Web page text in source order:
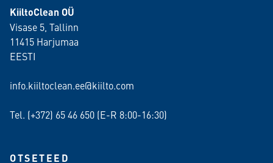
KiiltoClean OÜ
Visase 5, Tallinn
11415 Harjumaa
EESTI
info.kiiltoclean.ee@kiilto.com
Tel. (+372) 65 46 650 (E-R 8:00-16:30)
OTSETEED